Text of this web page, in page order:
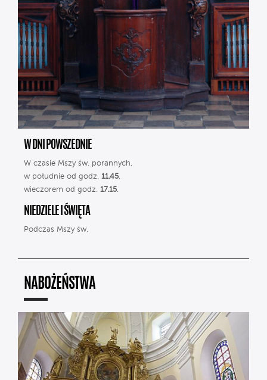
W DNI POWSZEDNIE
W czasie Mszy św. porannych,
w południe od godz. 11.45
wieczorem od godz. 17.15
NIEDZIELE I ŚWIĘTA
Podczas Mszy św.
NABOŻEŃSTWA